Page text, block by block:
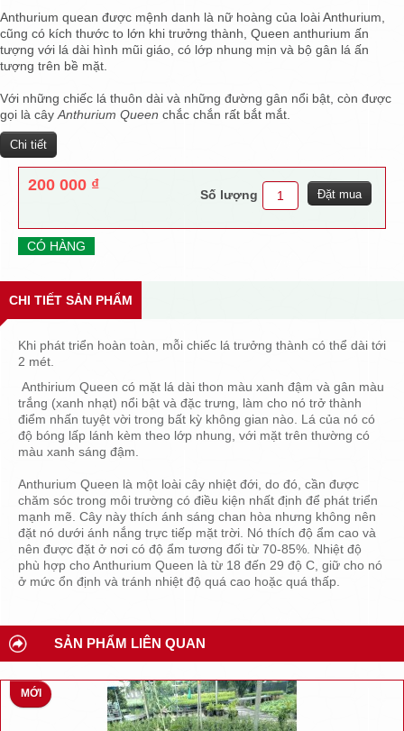
Anthurium quean được mệnh danh là nữ hoàng của loài Anthurium,
cũng có kích thước to lớn khi trưởng thành, Queen anthurium ấn
tượng với lá dài hình mũi giáo, có lớp nhung mịn và bộ gân lá ấn
tượng trên bề mặt.
Với những chiếc lá thuôn dài và những đường gân nổi bật, còn được
gọi là câyAnthurium Queen chắc chắn rất bắt mắt.
Chi tiết
200 000 ₫
Số lượng
CÓ HÀNG
CHI TIẾT SẢN PHẨM
Khi phát triển hoàn toàn, mỗi chiếc lá trưởng thành có thể dài tới
2 mét.
Anthirium Queen có mặt lá dài thon màu xanh đậm và gân màu
trắng (xanh nhạt) nổi bật và đặc trưng, làm cho nó trở thành
điểm nhấn tuyệt vời trong bất kỳ không gian nào. Lá của nó có
độ bóng lấp lánh kèm theo lớp nhung, với mặt trên thường có
màu xanh sáng đậm.
Anthurium Queen là một loài cây nhiệt đới, do đó, cần được
chăm sóc trong môi trường có điều kiện nhất định để phát triển
mạnh mẽ. Cây này thích ánh sáng chan hòa nhưng không nên
đặt nó dưới ánh nắng trực tiếp mặt trời. Nó thích độ ẩm cao và
nên được đặt ở nơi có độ ẩm tương đối từ 70-85%. Nhiệt độ
phù hợp cho Anthurium Queen là từ 18 đến 29 độ C, giữ cho nó
ở mức ổn định và tránh nhiệt độ quá cao hoặc quá thấp.
SẢN PHẨM LIÊN QUAN
MỚI